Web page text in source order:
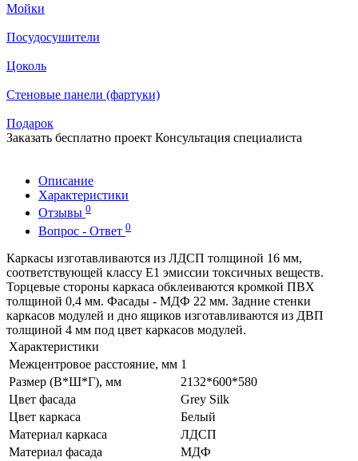
Мойки
Посудосушители
Цоколь
Стеновые панели (фартуки)
Подарок
Заказать бесплатно проект Консультация специалиста
Описание
Характеристики
Отзывы 0
Вопрос - Ответ 0
Каркасы изготавливаются из ЛДСП толщиной 16 мм,
соответствующей классу Е1 эмиссии токсичных веществ.
Торцевые стороны каркаса обклеиваются кромкой ПВХ
толщиной 0,4 мм. Фасады - МДФ 22 мм. Задние стенки
каркасов модулей и дно ящиков изготавливаются из ДВП
толщиной 4 мм под цвет каркасов модулей.
Характеристики
Межцентровое расстояние, мм 1
Размер (В*Ш*Г), мм
2132*600*580
Цвет фасада
Grey Silk
Цвет каркаса
Белый
Материал каркаса
ЛДСП
Материал фасада
МДФ